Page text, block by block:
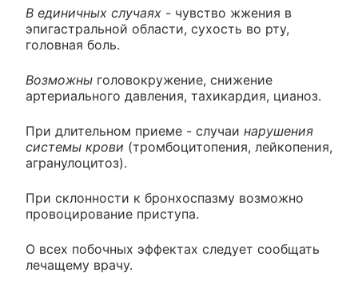
В единичных случаях - чувство жжения в
эпигастральной области, сухость во рту,
головная боль.
Возможны головокружение, снижение
артериального давления, тахикардия, цианоз.
При длительном приеме - случаи нарушения
системы крови (тромбоцитопения, лейкопения,
агранулоцитоз).
При склонности к бронхоспазму возможно
провоцирование приступа.
О всех побочных эффектах следует сообщать
лечащему врачу.